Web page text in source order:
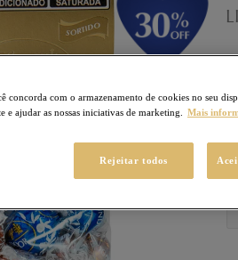
concorda com o armazenamento de cookies no seu
e ajudar as nossas iniciativas de marketing.
Mais
Rejeitar todos